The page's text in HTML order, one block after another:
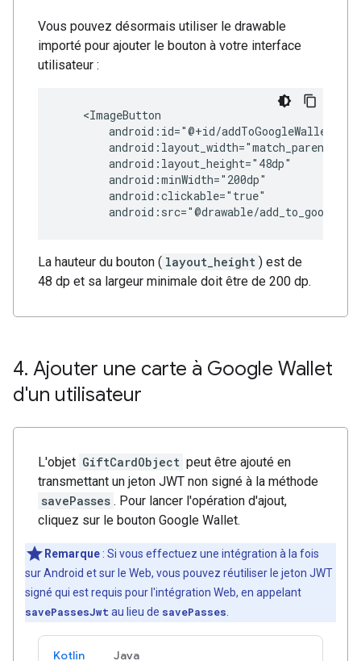
Vous pouvez désormais utiliser le drawable
importé pour ajouter le bouton à votre interface
utilisateur :
android:src="@drawable/
La hauteur du bouton ( layout_height ) est de
48 dp et sa largeur minimale doit être de 200 dp.
4. Ajouter une carte à Google Wallet
d'un utilisateur
L'objet GiftCardObject peut être ajouté en
transmettant un jeton JWT non signé à la méthode
savePasses . Pour lancer l'opération d'ajout,
cliquez sur le bouton Google Wallet.
Remarque : Si vous effectuez une intégration à la fois
sur Android et sur le Web, vous pouvez réutiliser le jeton JWT
signé qui est requis pour l'intégration Web, en appelant
savePassesJwt au lieu de savePasses
Kotlin Java